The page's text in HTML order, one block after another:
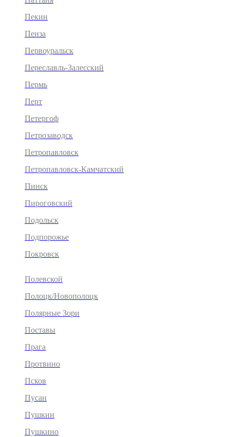
Пекин
Пенза
Первоуральск
Переславль-Залесский
Пермь
Перт
Петергоф
Петрозаводск
Петропавловск
Петропавловск-Камчатский
Пинск
Пироговский
Подольск
Подпорожье
Покровск
Полевской
Полоцк/Новополоцк
Полярные Зори
Поставы
Прага
Протвино
Псков
Пусан
Пушкин
Пушкино